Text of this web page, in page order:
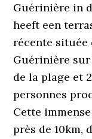
Guérinière in
heeft een
récente située
Guérinière
de la plage et
personnes
Cette immense
près de 10km,